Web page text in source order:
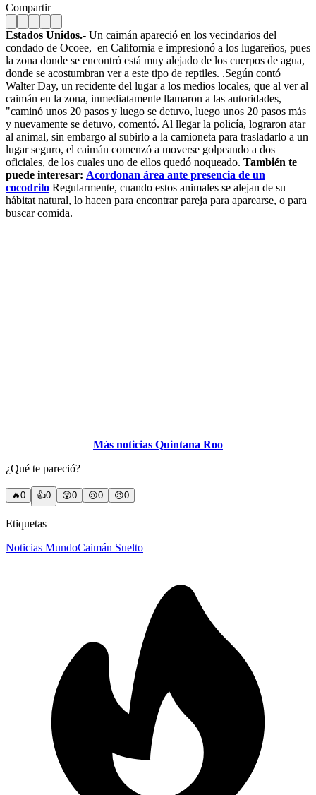
Compartir
Estados Unidos.- Un caimán apareció en los vecindarios del
condado de Ocoee, en California e impresionó a los lugareños, pues
la zona donde se encontró está muy alejado de los cuerpos de agua,
donde se acostumbran ver a este tipo de reptiles. .Según contó
Walter Day, un recidente del lugar a los medios locales, que al ver al
caimán en la zona, inmediatamente llamaron a las autoridades,
"caminó unos 20 pasos y luego se detuvo, luego unos 20 pasos más
y nuevamente se detuvo, comentó. Al llegar la policía, lograron atar
al animal, sin embargo al subirlo a la camioneta para trasladarlo a un
lugar seguro, el caimán comenzó a moverse golpeando a dos
oficiales, de los cuales uno de ellos quedó noqueado. También te
puede interesar: Acordonan área ante presencia de un
cocodrilo Regularmente, cuando estos animales se alejan de su
hábitat natural, lo hacen para encontrar pareja para aparearse, o para
buscar comida.
Más noticias Quintana Roo
¿Qué te pareció?
🔥0 👍0 😲0 😢0 😠0
Etiquetas
Noticias MundoCaimán Suelto